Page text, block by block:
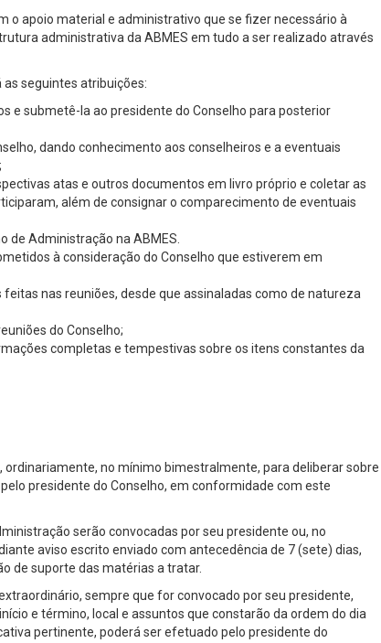
o apoio material e administrativo que se fizer necessário à
administrativa da ABMES em tudo a ser realizado através
seguintes atribuições:
e submetê-la ao presidente do Conselho para posterior
dando conhecimento aos conselheiros e a eventuais
atas e outros documentos em livro próprio e coletar as
além de consignar o comparecimento de eventuais
de Administração na ABMES.
à consideração do Conselho que estiverem em
nas reuniões, desde que assinaladas como de natureza
do Conselho;
completas e tempestivas sobre os itens constantes da
ordinariamente, no mínimo bimestralmente, para deliberar sobre
presidente do Conselho, em conformidade com este
serão convocadas por seu presidente ou, no
aviso escrito enviado com antecedência de 7 (sete) dias,
de suporte das matérias a tratar.
sempre que for convocado por seu presidente,
e término, local e assuntos que constarão da ordem do dia
pertinente, poderá ser efetuado pelo presidente do